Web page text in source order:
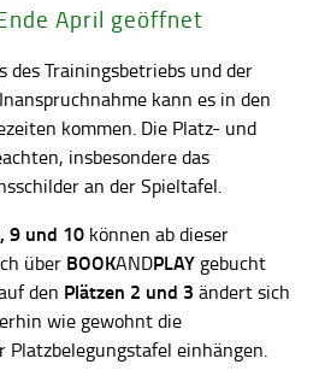
April geöffnet
des Trainingsbetriebs und der
kann es in den
kommen. Die Platz- und
insbesondere das
an der Spieltafel.
9 und 10 können ab dieser
über BOOKANDPLAY gebucht
den Plätzen 2 und 3 ändert sich
wie gewohnt die
Platzbelegungstafel einhängen.